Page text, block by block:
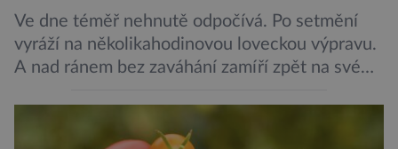
Ve dne téměř nehnutě odpočívá. Po setmění
vyráží na několikahodinovou loveckou výpravu.
A nad ránem bez zaváhání zamíří zpět na své
ukazuje, že candát obecný má mnohem lepší
orientační schopnosti, než si biologové dosud